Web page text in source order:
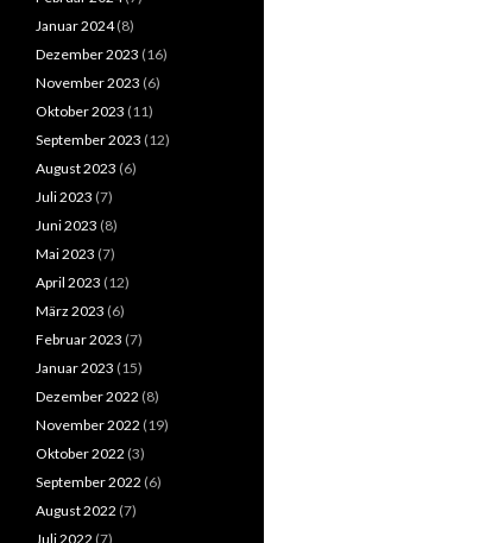
Januar 2024(8)
Dezember 2023 (16)
November 2023 (6)
Oktober 2023 (11)
September 2023 (12)
August 2023 (6)
Juli 2023 (7)
Juni 2023 (8)
Mai 2023 (7)
April 2023 (12)
März 2023 (6)
Februar 2023 (7)
Januar 2023 (15)
Dezember 2022 (8)
November 2022 (19)
Oktober 2022 (3)
September 2022 (6)
August 2022 (7)
Juli 2022 (7)